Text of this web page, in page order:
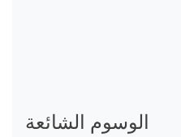
الوسوم الشائعة